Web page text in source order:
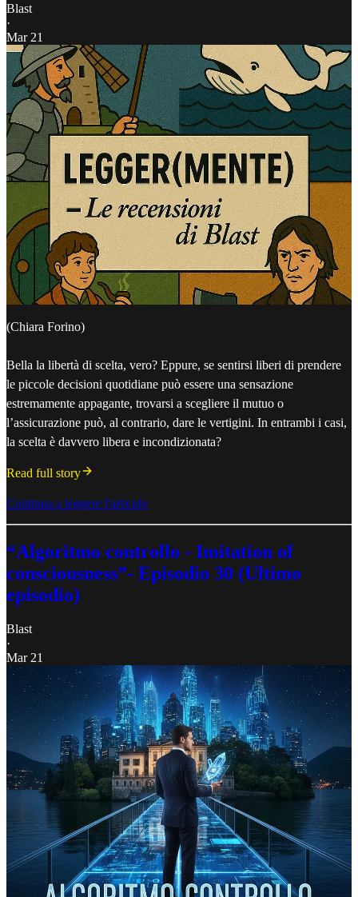
Blast
·
Mar 21
(Chiara Forino)
Bella la libertà di scelta, vero? Eppure, se sentirsi liberi di prendere
le piccole decisioni quotidiane può essere una sensazione
estremamente appagante, trovarsi a scegliere il mutuo o
l’assicurazione può, al contrario, dare le vertigini. In entrambi i casi,
la scelta è davvero libera e incondizionata?
Read full story
Continua a leggere l'articolo
“Algoritmo controllo - Imitation of
consciousness”- Episodio 30 (Ultimo
episodio)
Blast
·
Mar 21